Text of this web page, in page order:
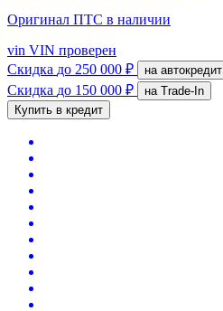
Оригинал ПТС в наличии
vin VIN проверен
Скидка до 250 000 ₽ на автокредит
Скидка до 150 000 ₽
на Trade-In
Купить в кредит